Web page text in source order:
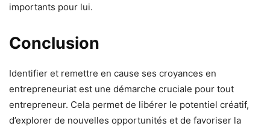
importants pour lui.
Conclusion
Identifier et remettre en cause ses croyances en
entrepreneuriat est une démarche cruciale pour tout
entrepreneur. Cela permet de libérer le potentiel créatif,
d’explorer de nouvelles opportunités et de favoriser la